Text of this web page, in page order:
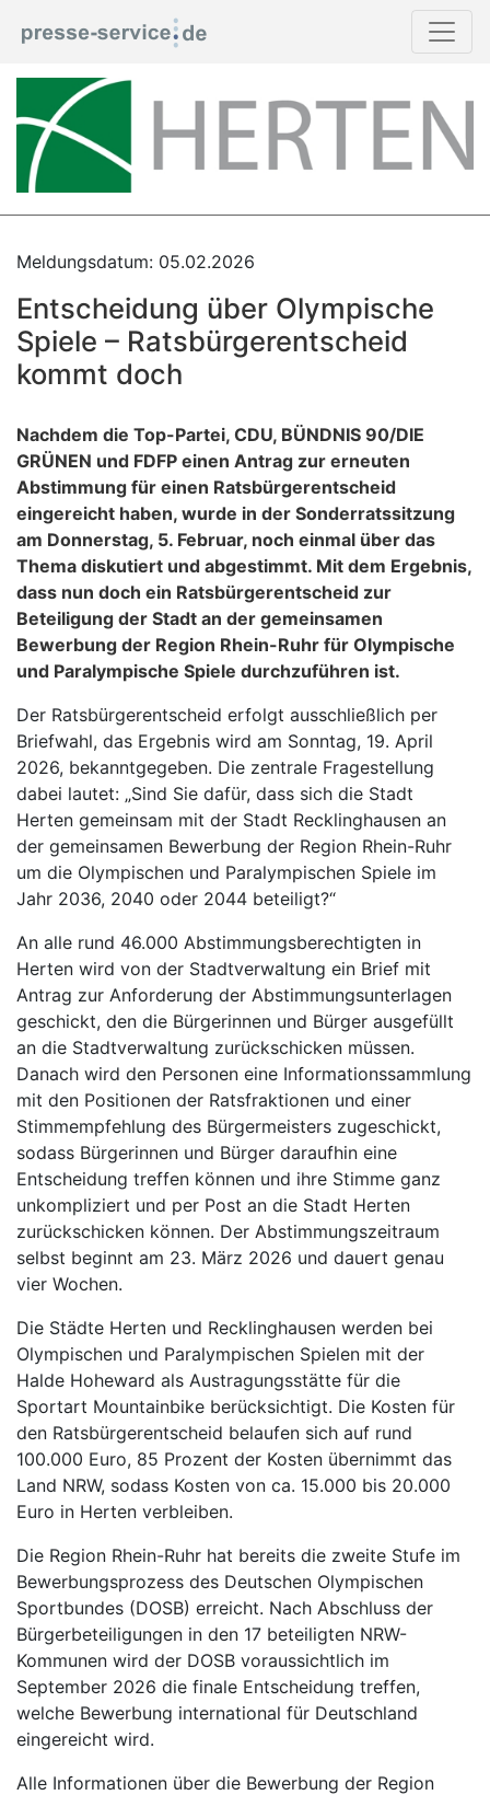
Meldungsdatum: 05.02.2026
Entscheidung über Olympische
Spiele – Ratsbürgerentscheid
kommt doch
Nachdem die Top-Partei, CDU, BÜNDNIS 90/DIE
GRÜNEN und FDFP einen Antrag zur erneuten
Abstimmung für einen Ratsbürgerentscheid
eingereicht haben, wurde in der Sonderratssitzung
am Donnerstag, 5. Februar, noch einmal über das
Thema diskutiert und abgestimmt. Mit dem Ergebnis,
dass nun doch ein Ratsbürgerentscheid zur
Beteiligung der Stadt an der gemeinsamen
Bewerbung der Region Rhein-Ruhr für Olympische
und Paralympische Spiele durchzuführen ist.
Der Ratsbürgerentscheid erfolgt ausschließlich per
Briefwahl, das Ergebnis wird am Sonntag, 19. April
2026, bekanntgegeben. Die zentrale Fragestellung
dabei lautet: „Sind Sie dafür, dass sich die Stadt
Herten gemeinsam mit der Stadt Recklinghausen an
der gemeinsamen Bewerbung der Region Rhein-Ruhr
um die Olympischen und Paralympischen Spiele im
Jahr 2036, 2040 oder 2044 beteiligt?“
An alle rund 46.000 Abstimmungsberechtigten in
Herten wird von der Stadtverwaltung ein Brief mit
Antrag zur Anforderung der Abstimmungsunterlagen
geschickt, den die Bürgerinnen und Bürger ausgefüllt
an die Stadtverwaltung zurückschicken müssen.
Danach wird den Personen eine Informationssammlung
mit den Positionen der Ratsfraktionen und einer
Stimmempfehlung des Bürgermeisters zugeschickt,
sodass Bürgerinnen und Bürger daraufhin eine
Entscheidung treffen können und ihre Stimme ganz
unkompliziert und per Post an die Stadt Herten
zurückschicken können. Der Abstimmungszeitraum
selbst beginnt am 23. März 2026 und dauert genau
vier Wochen.
Die Städte Herten und Recklinghausen werden bei
Olympischen und Paralympischen Spielen mit der
Halde Hoheward als Austragungsstätte für die
Sportart Mountainbike berücksichtigt. Die Kosten für
den Ratsbürgerentscheid belaufen sich auf rund
100.000 Euro, 85 Prozent der Kosten übernimmt das
Land NRW, sodass Kosten von ca. 15.000 bis 20.000
Euro in Herten verbleiben.
Die Region Rhein-Ruhr hat bereits die zweite Stufe im
Bewerbungsprozess des Deutschen Olympischen
Sportbundes (DOSB) erreicht. Nach Abschluss der
Bürgerbeteiligungen in den 17 beteiligten NRW-
Kommunen wird der DOSB voraussichtlich im
September 2026 die finale Entscheidung treffen,
welche Bewerbung international für Deutschland
eingereicht wird.
Alle Informationen über die Bewerbung der Region